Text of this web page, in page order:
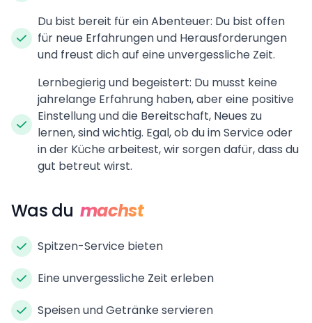
Du bist bereit für ein Abenteuer: Du bist offen
für neue Erfahrungen und Herausforderungen
und freust dich auf eine unvergessliche Zeit.
Lernbegierig und begeistert: Du musst keine
jahrelange Erfahrung haben, aber eine positive
Einstellung und die Bereitschaft, Neues zu
lernen, sind wichtig. Egal, ob du im Service oder
in der Küche arbeitest, wir sorgen dafür, dass du
gut betreut wirst.
Was du machst
Spitzen-Service bieten
Eine unvergessliche Zeit erleben
Speisen und Getränke servieren